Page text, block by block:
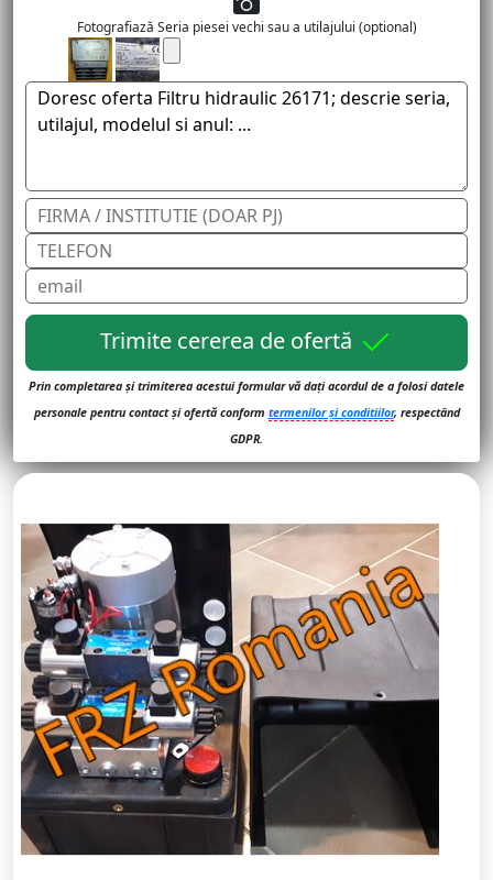
Fotografiază Seria piesei vechi sau a utilajului (optional)
Trimite cererea de ofertă
Prin completarea și trimiterea acestui formular vă dați acordul de a folosi datele
personale pentru contact și ofertă conform termenilor și conditiilor, respectând
GDPR.